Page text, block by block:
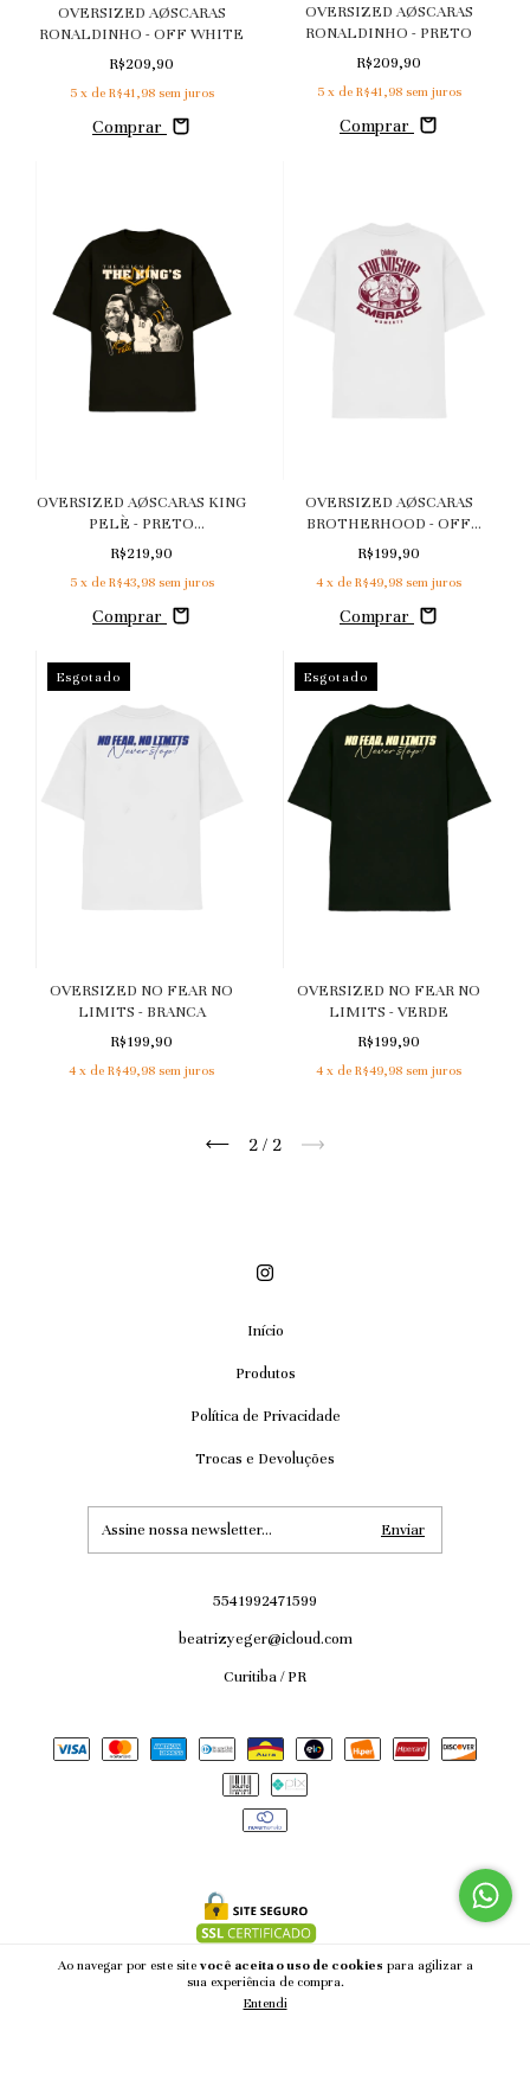
Ao navegar por este site você aceita o uso de cookies para agilizar a
sua experiência de compra.
Entendi
OVERSIZED AØSCARAS
RONALDINHO - OFF WHITE
R$209,90
5 x de R$41,98 sem juros
Comprar
OVERSIZED AØSCARAS
RONALDINHO - PRETO
R$209,90
5 x de R$41,98 sem juros
Comprar
OVERSIZED AØSCARAS KING
PELÈ - PRETO
MARMORIZADO
R$219,90
5 x de R$43,98 sem juros
Comprar
OVERSIZED AØSCARAS
BROTHERHOOD - OFF
WHITE
R$199,90
4 x de R$49,98 sem juros
Comprar
Esgotado
OVERSIZED NO FEAR NO
LIMITS - BRANCA
R$199,90
4 x de R$49,98 sem juros
Esgotado
OVERSIZED NO FEAR NO
LIMITS - VERDE
R$199,90
4 x de R$49,98 sem juros
2 / 2
Início
Produtos
Política de Privacidade
Trocas e Devoluções
5541992471599
beatrizyeger@icloud.com
Curitiba / PR